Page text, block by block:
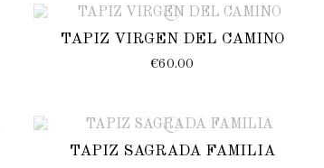
TAPIZ VIRGEN DEL CAMINO
€60.00
TAPIZ SAGRADA FAMILIA